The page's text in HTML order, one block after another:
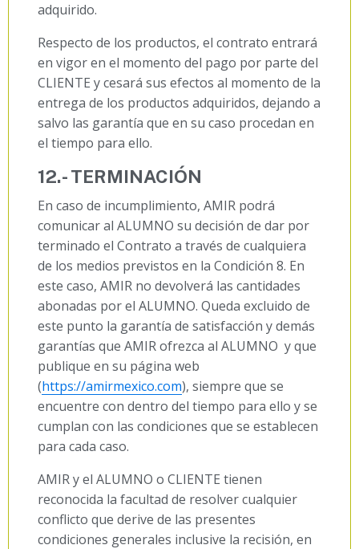
adquirido.
Respecto de los productos, el contrato entrará
en vigor en el momento del pago por parte del
CLIENTE y cesará sus efectos al momento de la
entrega de los productos adquiridos, dejando a
salvo las garantía que en su caso procedan en
el tiempo para ello.
12.- TERMINACIÓN
En caso de incumplimiento, AMIR podrá
comunicar al ALUMNO su decisión de dar por
terminado el Contrato a través de cualquiera
de los medios previstos en la Condición 8. En
este caso, AMIR no devolverá las cantidades
abonadas por el ALUMNO. Queda excluido de
este punto la garantía de satisfacción y demás
garantías que AMIR ofrezca al ALUMNO y que
publique en su página web
(https://amirmexico.com), siempre que se
encuentre con dentro del tiempo para ello y se
cumplan con las condiciones que se establecen
para cada caso.
AMIR y el ALUMNO o CLIENTE tienen
reconocida la facultad de resolver cualquier
conflicto que derive de las presentes
condiciones generales inclusive la recisión, en